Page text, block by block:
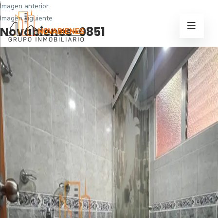
Imagen anterior
Imagen siguiente
Novabienes-0851